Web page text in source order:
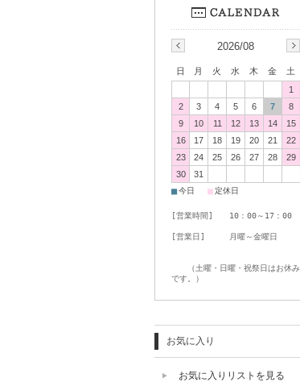
2026/08
日 月 火 水 木 金
土
1
2
3 4 5 6 7
8
9
10 11 12 13 14
15
16
17 18 19 20 21
22
23
24 25 26 27 28
29
30
31
■今日 ■定休日
[営業時間] 10：00～17：00
[営業日] 月曜～金曜日
（土曜・日曜・祝祭日はお休み
です。）
お気に入り
お気に入りリストを見る